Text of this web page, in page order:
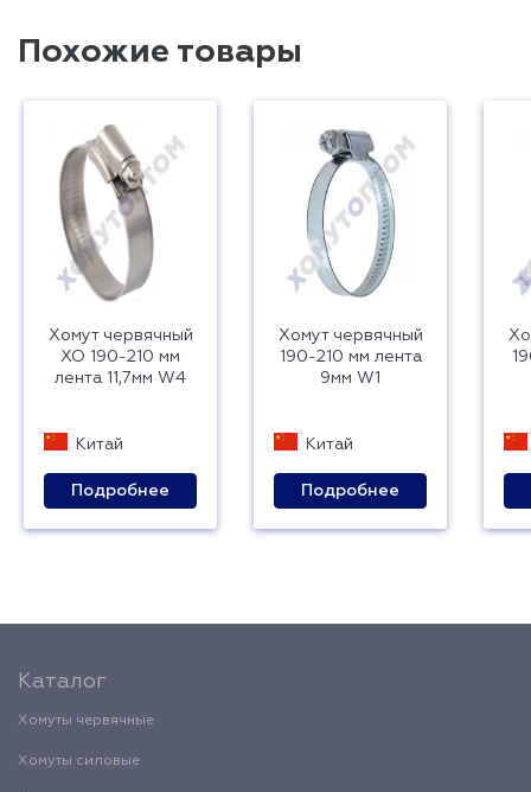
Похожие товары
Хомут червячный
ХО 190-210 мм
лента 11,7мм W4
Китай
Подробнее
Хомут червячный
190-210 мм лента
9мм W1
Китай
Подробнее
Каталог
Хомуты червячные
Хомуты силовые